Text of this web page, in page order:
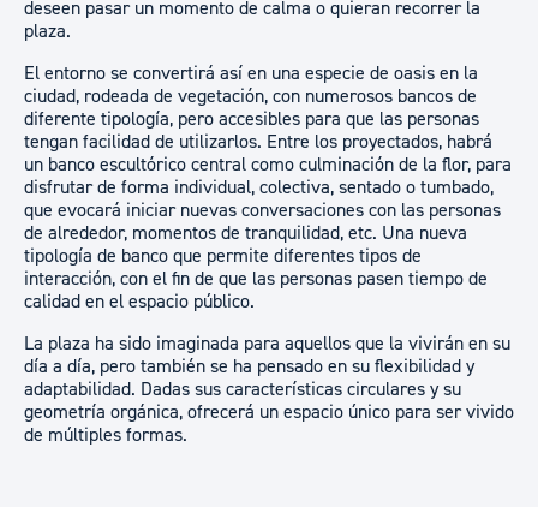
deseen pasar un momento de calma o quieran recorrer la
plaza.
El entorno se convertirá así en una especie de oasis en la
ciudad, rodeada de vegetación, con numerosos bancos de
diferente tipología, pero accesibles para que las personas
tengan facilidad de utilizarlos. Entre los proyectados, habrá
un banco escultórico central como culminación de la flor, para
disfrutar de forma individual, colectiva, sentado o tumbado,
que evocará iniciar nuevas conversaciones con las personas
de alrededor, momentos de tranquilidad, etc. Una nueva
tipología de banco que permite diferentes tipos de
interacción, con el fin de que las personas pasen tiempo de
calidad en el espacio público.
La plaza ha sido imaginada para aquellos que la vivirán en su
día a día, pero también se ha pensado en su flexibilidad y
adaptabilidad. Dadas sus características circulares y su
geometría orgánica, ofrecerá un espacio único para ser vivido
de múltiples formas.